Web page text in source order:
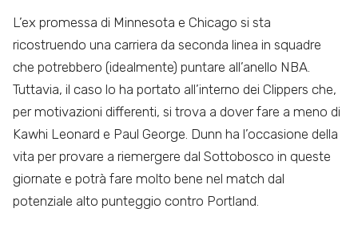
L’ex promessa di Minnesota e Chicago si sta
ricostruendo una carriera da seconda linea in squadre
che potrebbero (idealmente) puntare all’anello NBA.
Tuttavia, il caso lo ha portato all’interno dei Clippers che,
per motivazioni differenti, si trova a dover fare a meno di
Kawhi Leonard e Paul George. Dunn ha l’occasione della
vita per provare a riemergere dal Sottobosco in queste
giornate e potrà fare molto bene nel match dal
potenziale alto punteggio contro Portland.